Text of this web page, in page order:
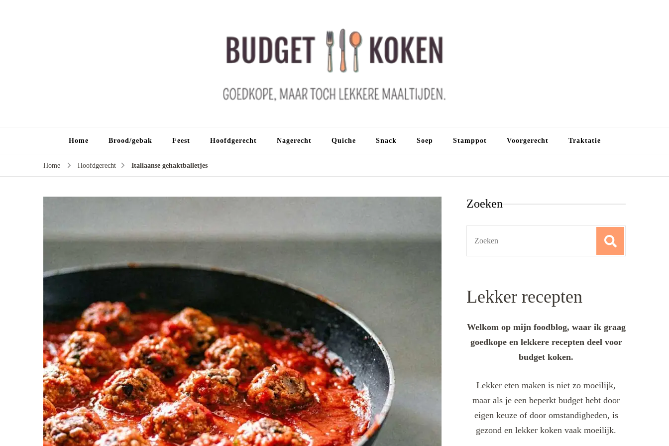
Home Brood/gebak Feest Hoofdgerecht Nagerecht Quiche Snack Soep Stamppot Voorgerecht Traktatie
Home Hoofdgerecht Italiaanse gehaktballetjes
Zoeken
Lekker recepten
Welkom op mijn foodblog, waar ik graag
goedkope en lekkere recepten deel voor
budget koken.
Lekker eten maken is niet zo moeilijk,
maar als je een beperkt budget hebt door
eigen keuze of door omstandigheden, is
gezond en lekker koken vaak moeilijk.